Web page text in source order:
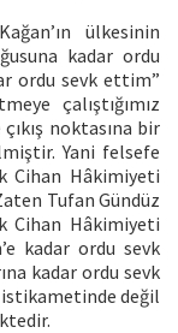
ülkesinin
kadar ordu
ordu sevk ettim”
çalıştığımız
noktasına bir
Yani felsefe
Cihan Hâkimiyeti
Tufan Gündüz
Cihan Hâkimiyeti
kadar ordu sevk
kadar ordu sevk
istikametinde değil